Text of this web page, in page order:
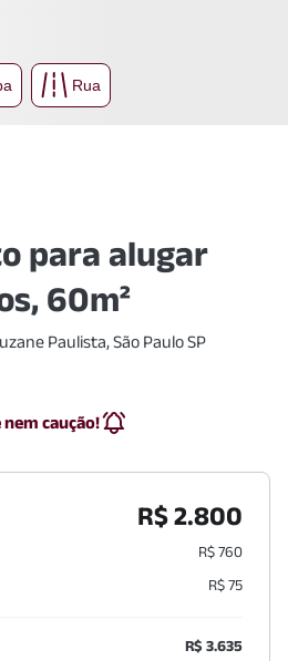
Rua
para alugar
60m²
Paulista, São Paulo SP
caução!
R$ 2.800
R$ 760
R$ 75
R$ 3.635